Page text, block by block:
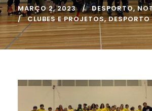
MARÇO 2, 2023 DESPORTO,
CLUBES E PROJETOS,